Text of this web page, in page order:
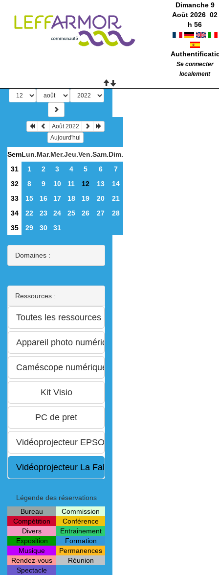
Dimanche 9
Août 2026 02
h56
Se connecter
localement
Août 2022
Aujourd'hui
SemLun.Mar.Mer.Jeu.Ven.Sam.Dim.
31
1 2 3 4 5 6
7
32
8 9 10 11 12 13
14
33
15 16 17 18 19 20
21
34
22 23 24 25 26 27
28
35
29 30 31
Domaines :
Ressources :
Légende des réservations
Bureau
Commission
Compétition
Conférence
Divers
Entrainement
Exposition
Formation
Musique
Permanences
Rendez-vous
Réunion
Spectacle